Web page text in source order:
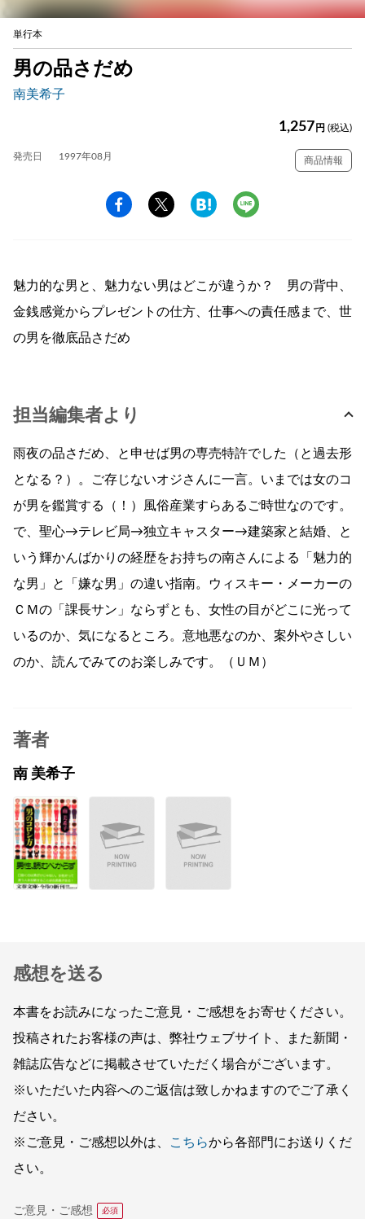
単行本
男の品さだめ
南美希子
1,257 円 (税込)
発売日 1997年08月 商品情報
魅力的な男と、魅力ない男はどこが違うか？ 男の背中、
金銭感覚からプレゼントの仕方、仕事への責任感まで、世
の男を徹底品さだめ
担当編集者より
雨夜の品さだめ、と申せば男の専売特許でした（と過去形
となる？）。ご存じないオジさんに一言。いまでは女のコ
が男を鑑賞する（！）風俗産業すらあるご時世なのです。
で、聖心→テレビ局→独立キャスター→建築家と結婚、と
いう輝かんばかりの経歴をお持ちの南さんによる「魅力的
な男」と「嫌な男」の違い指南。ウィスキー・メーカーの
ＣＭの「課長サン」ならずとも、女性の目がどこに光って
いるのか、気になるところ。意地悪なのか、案外やさしい
のか、読んでみてのお楽しみです。（ＵＭ）
著者
南 美希子
感想を送る
本書をお読みになったご意見・ご感想をお寄せください。
投稿されたお客様の声は、弊社ウェブサイト、また新聞・
雑誌広告などに掲載させていただく場合がございます。
※いただいた内容へのご返信は致しかねますのでご了承く
ださい。
※ご意見・ご感想以外は、
こちらから各部門にお送りくだ
さい。
ご意見・ご感想